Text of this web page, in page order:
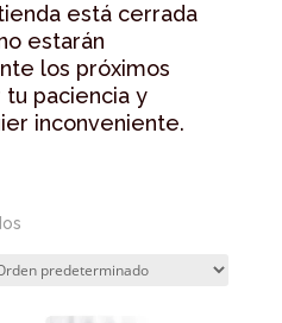
está cerrada
estarán
los próximos
tu paciencia y
inconveniente.